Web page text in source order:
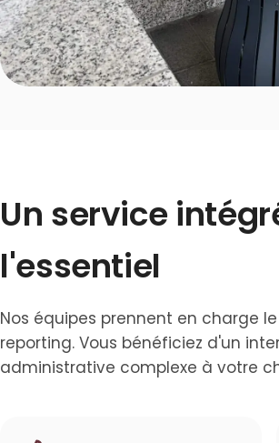
Un service
l'essentiel
Nos équipes prennent en charge
reporting. Vous bénéficiez d'un
administrative complexe à votre